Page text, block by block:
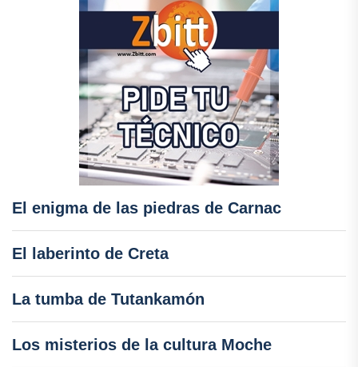
El enigma de las piedras de Carnac
El laberinto de Creta
La tumba de Tutankamón
Los misterios de la cultura Moche